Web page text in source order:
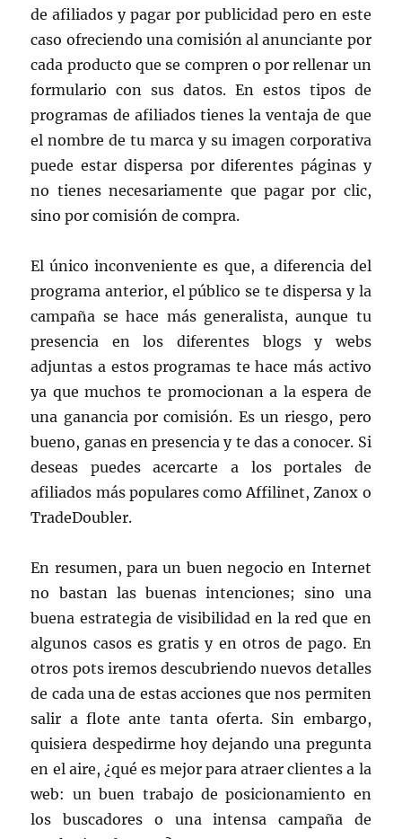
de afiliados y pagar por publicidad pero en este
caso ofreciendo una comisión al anunciante por
cada producto que se compren o por rellenar un
formulario con sus datos. En estos tipos de
programas de afiliados tienes la ventaja de que
el nombre de tu marca y su imagen corporativa
puede estar dispersa por diferentes páginas y
no tienes necesariamente que pagar por clic,
sino por comisión de compra.
El único inconveniente es que, a diferencia del
programa anterior, el público se te dispersa y la
campaña se hace más generalista, aunque tu
presencia en los diferentes blogs y webs
adjuntas a estos programas te hace más activo
ya que muchos te promocionan a la espera de
una ganancia por comisión. Es un riesgo, pero
bueno, ganas en presencia y te das a conocer. Si
deseas puedes acercarte a los portales de
afiliados más populares como Affilinet, Zanox o
TradeDoubler.
En resumen, para un buen negocio en Internet
no bastan las buenas intenciones; sino una
buena estrategia de visibilidad en la red que en
algunos casos es gratis y en otros de pago. En
otros pots iremos descubriendo nuevos detalles
de cada una de estas acciones que nos permiten
salir a flote ante tanta oferta. Sin embargo,
quisiera despedirme hoy dejando una pregunta
en el aire, ¿qué es mejor para atraer clientes a la
web: un buen trabajo de posicionamiento en
los buscadores o una intensa campaña de